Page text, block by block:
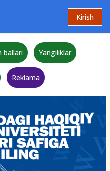
Kirish
ballari Yangiliklar
Reklama